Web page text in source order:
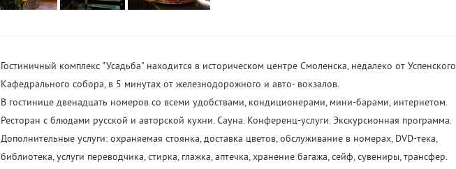
Гостиничный комплекс "Усадьба" находится в историческом центре Смоленска, недалеко от Успенского
Кафедрального собора, в 5 минутах от железнодорожного и авто- вокзалов.
В гостинице двенадцать номеров со всеми удобствами, кондиционерами, мини-барами, интернетом.
Ресторан с блюдами русской и авторской кухни. Сауна. Конференц-услуги. Экскурсионная программа.
Дополнительные услуги: охраняемая стоянка, доставка цветов, обслуживание в номерах, DVD-тека,
библиотека, услуги переводчика, стирка, глажка, аптечка, хранение багажа, сейф, сувениры, трансфер.